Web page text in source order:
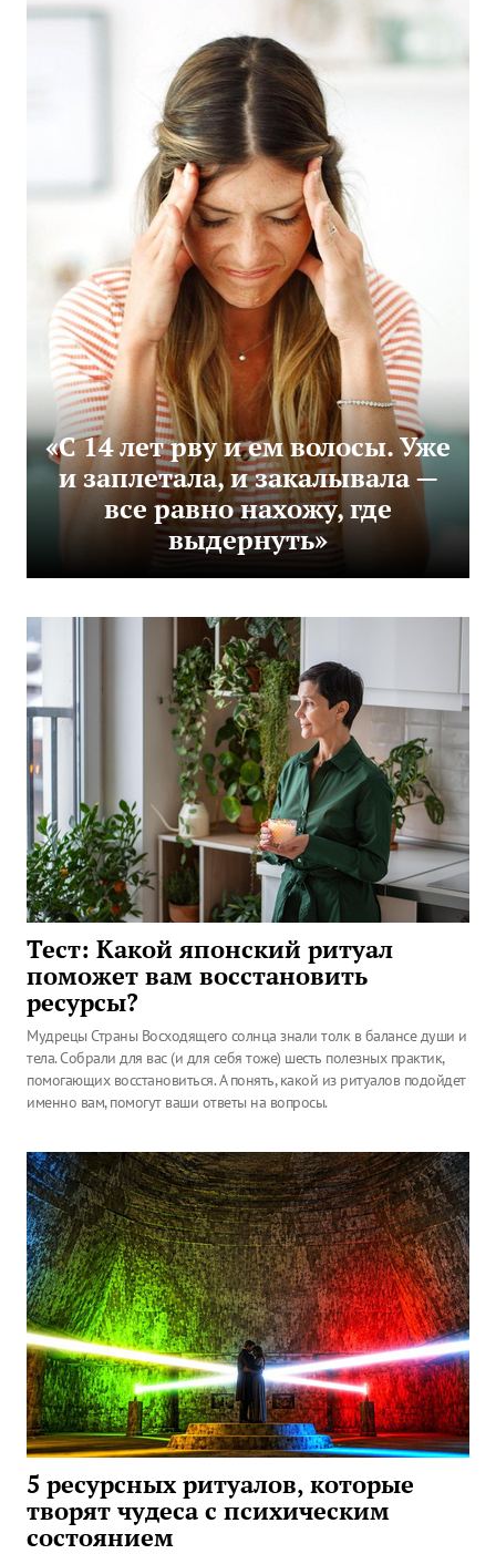
«С 14 лет рву и ем волосы. Уже
и заплетала, и закалывала —
все равно нахожу, где
выдернуть»
Тест: Какой японский ритуал
поможет вам восстановить
ресурсы?
Мудрецы Страны Восходящего солнца знали толк в балансе души и
тела. Собрали для вас (и для себя тоже) шесть полезных практик,
помогающих восстановиться. А понять, какой из ритуалов подойдет
именно вам, помогут ваши ответы на вопросы.
5 ресурсных ритуалов, которые
творят чудеса с психическим
состоянием